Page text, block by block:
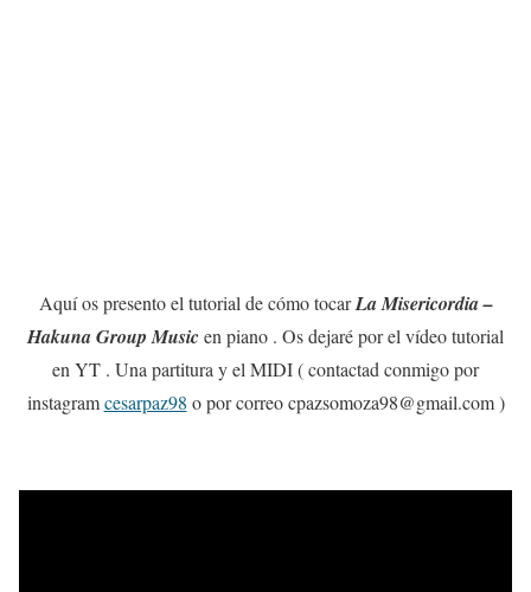
Aquí os presento el tutorial de cómo tocarLa Misericordia –
Hakuna Group Musicen piano . Os dejaré por el vídeo tutorial
en YT . Una partitura y el MIDI ( contactad conmigo por
instagramcesarpaz98 o por correo cpazsomoza98@gmail.com )